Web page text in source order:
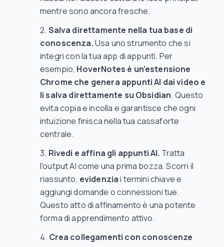
mentre sono ancora fresche.
Salva direttamente nella tua base di
conoscenza.Usa uno strumento che si
integri con la tua app di appunti. Per
esempio, HoverNotes è un'estensione
Chrome che genera appunti AI dai video e
li salva direttamente su Obsidian. Questo
evita copia e incolla e garantisce che ogni
intuizione finisca nella tua cassaforte
centrale.
Rivedi e affina gli appunti AI. Tratta
l'output AI come una prima bozza. Scorri il
riassunto, evidenziai termini chiave e
aggiungi domande o connessioni tue.
Questo atto di affinamento è una potente
forma di apprendimento attivo.
Crea collegamenti con conoscenze